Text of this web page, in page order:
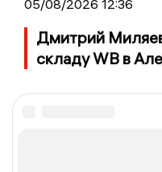
05/08/2026 12:36
Дмитрий
складу WB в